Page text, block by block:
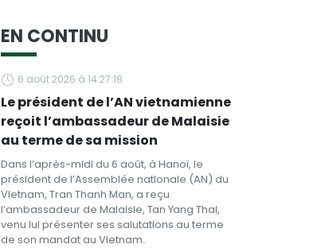
EN CONTINU
6 août 2026 à 14:27:18
Le président de l’AN vietnamienne
reçoit l’ambassadeur de Malaisie
au terme de sa mission
Dans l’après-midi du 6 août, à Hanoï, le
président de l’Assemblée nationale (AN) du
Vietnam, Tran Thanh Man, a reçu
l’ambassadeur de Malaisie, Tan Yang Thai,
venu lui présenter ses salutations au terme
de son mandat au Vietnam.